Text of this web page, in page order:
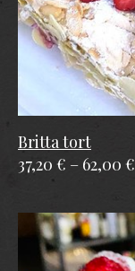
Britta tort
37,20 € – 62,00 €